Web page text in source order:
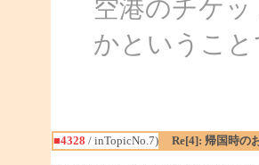
空港のチケ
かということ
■4328 / inTopicNo.7) Re[4]: 帰国時の